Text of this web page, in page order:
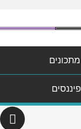
מתכונים
פיננסים